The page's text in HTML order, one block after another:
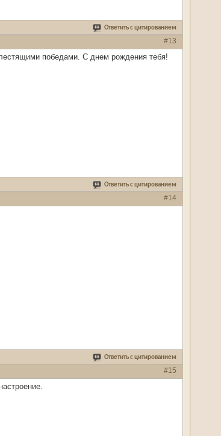
Ответить с цитированием
#13
победами. С днем рождения тебя!
Ответить с цитированием
#14
Ответить с цитированием
#15